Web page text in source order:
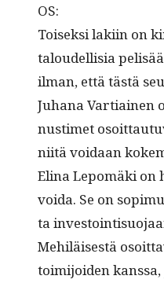
OS:
Toisek­si laki­in on
taloudel­lisia
ilman, että tästä
Juhana Var­ti­ainen
nus­timet
niitä voidaan
Eli­na Lep­omä­ki on
voi­da. Se on
ta
Mehiläis­es­tä
toim­i­joiden